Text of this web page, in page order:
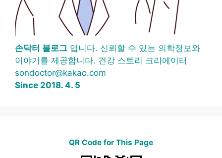
손닥터 블로그 입니다. 신뢰할 수 있는 의학정보와
이야기를 제공합니다. 건강 스토리 크리에이터
sondoctor@kakao.com
Since 2018. 4. 5
QR Code for This Page